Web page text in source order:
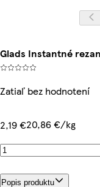
Glads Instantné
Zatiaľ bez hodnotení
2,19 €20,86 €/kg
Popis produktu